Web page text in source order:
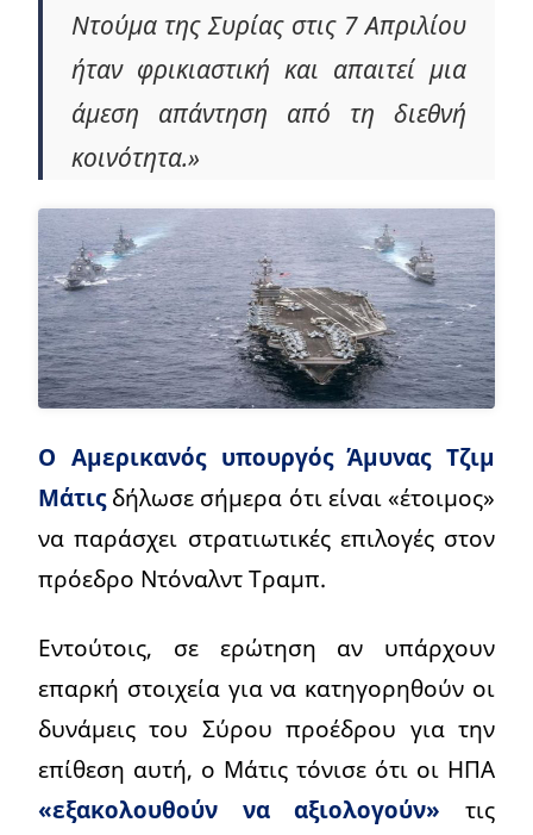
Ντούμα της Συρίας στις 7 Απριλίου
ήταν φρικιαστική και απαιτεί μια
άμεση απάντηση από τη διεθνή
κοινότητα.»
Ο Αμερικανός υπουργός Άμυνας Τζιμ
Μάτιςδήλωσε σήμερα ότι είναι «έτοιμος»
να παράσχει στρατιωτικές επιλογές στον
πρόεδρο Ντόναλντ Τραμπ.
Εντούτοις, σε ερώτηση αν υπάρχουν
επαρκή στοιχεία για να κατηγορηθούν οι
δυνάμεις του Σύρου προέδρου για την
επίθεση αυτή, ο Μάτις τόνισε ότι οι ΗΠΑ
«εξακολουθούν να αξιολογούν» τις